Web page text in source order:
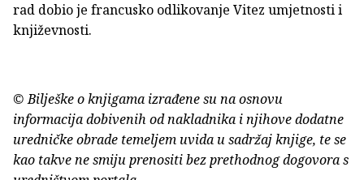
rad dobio je francusko odlikovanje Vitez umjetnosti i
književnosti.
© Bilješke o knjigama izrađene su na osnovu
informacija dobivenih od nakladnika i njihove dodatne
uredničke obrade temeljem uvida u sadržaj knjige, te se
kao takve ne smiju prenositi bez prethodnog dogovora s